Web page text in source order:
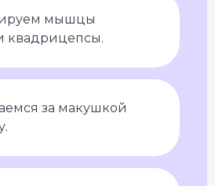
мышцы
квадрицепсы.
за макушкой